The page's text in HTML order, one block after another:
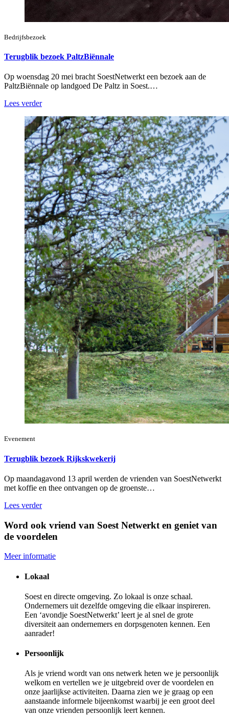
Bedrijfsbezoek
Terugblik bezoek PaltzBiënnale
Op woensdag 20 mei bracht SoestNetwerkt een bezoek aan de
PaltzBiënnale op landgoed De Paltz in Soest.…
Lees verder
Evenement
Terugblik bezoek Rijkskwekerij
Op maandagavond 13 april werden de vrienden van SoestNetwerkt
met koffie en thee ontvangen op de groenste…
Lees verder
Word ook vriend van Soest Netwerkt en geniet van
de voordelen
Meer informatie
Lokaal
Soest en directe omgeving. Zo lokaal is onze schaal.
Ondernemers uit dezelfde omgeving die elkaar inspireren.
Een ‘avondje SoestNetwerkt’ leert je al snel de grote
diversiteit aan ondernemers en dorpsgenoten kennen. Een
aanrader!
Persoonlijk
Als je vriend wordt van ons netwerk heten we je persoonlijk
welkom en vertellen we je uitgebreid over de voordelen en
onze jaarlijkse activiteiten. Daarna zien we je graag op een
aanstaande informele bijeenkomst waarbij je een groot deel
van onze vrienden persoonlijk leert kennen.